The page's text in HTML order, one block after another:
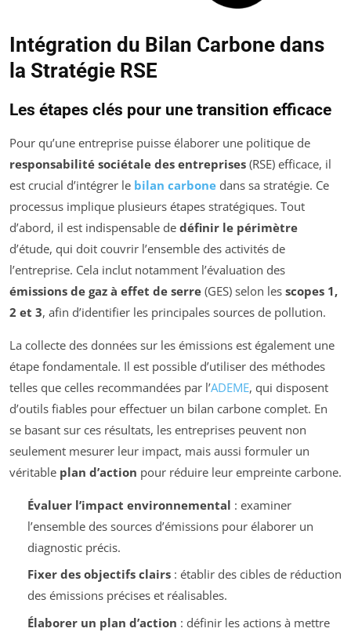
Intégration du Bilan Carbone dans
la Stratégie RSE
Les étapes clés pour une transition efficace
Pour qu’une entreprise puisse élaborer une politique de
responsabilité sociétale des entreprises (RSE) efficace, il
est crucial d’intégrer le bilan carbone dans sa stratégie. Ce
processus implique plusieurs étapes stratégiques. Tout
d’abord, il est indispensable de définir le périmètre
d’étude, qui doit couvrir l’ensemble des activités de
l’entreprise. Cela inclut notamment l’évaluation des
émissions de gaz à effet de serre (GES) selon les scopes 1,
2 et 3, afin d’identifier les principales sources de pollution.
La collecte des données sur les émissions est également une
étape fondamentale. Il est possible d’utiliser des méthodes
telles que celles recommandées par l’ADEME, qui disposent
d’outils fiables pour effectuer un bilan carbone complet. En
se basant sur ces résultats, les entreprises peuvent non
seulement mesurer leur impact, mais aussi formuler un
véritable plan d’action pour réduire leur empreinte carbone.
Évaluer l’impact environnemental : examiner
l’ensemble des sources d’émissions pour élaborer un
diagnostic précis.
Fixer des objectifs clairs: établir des cibles de réduction
des émissions précises et réalisables.
Élaborer un plan d’action : définir les actions à mettre